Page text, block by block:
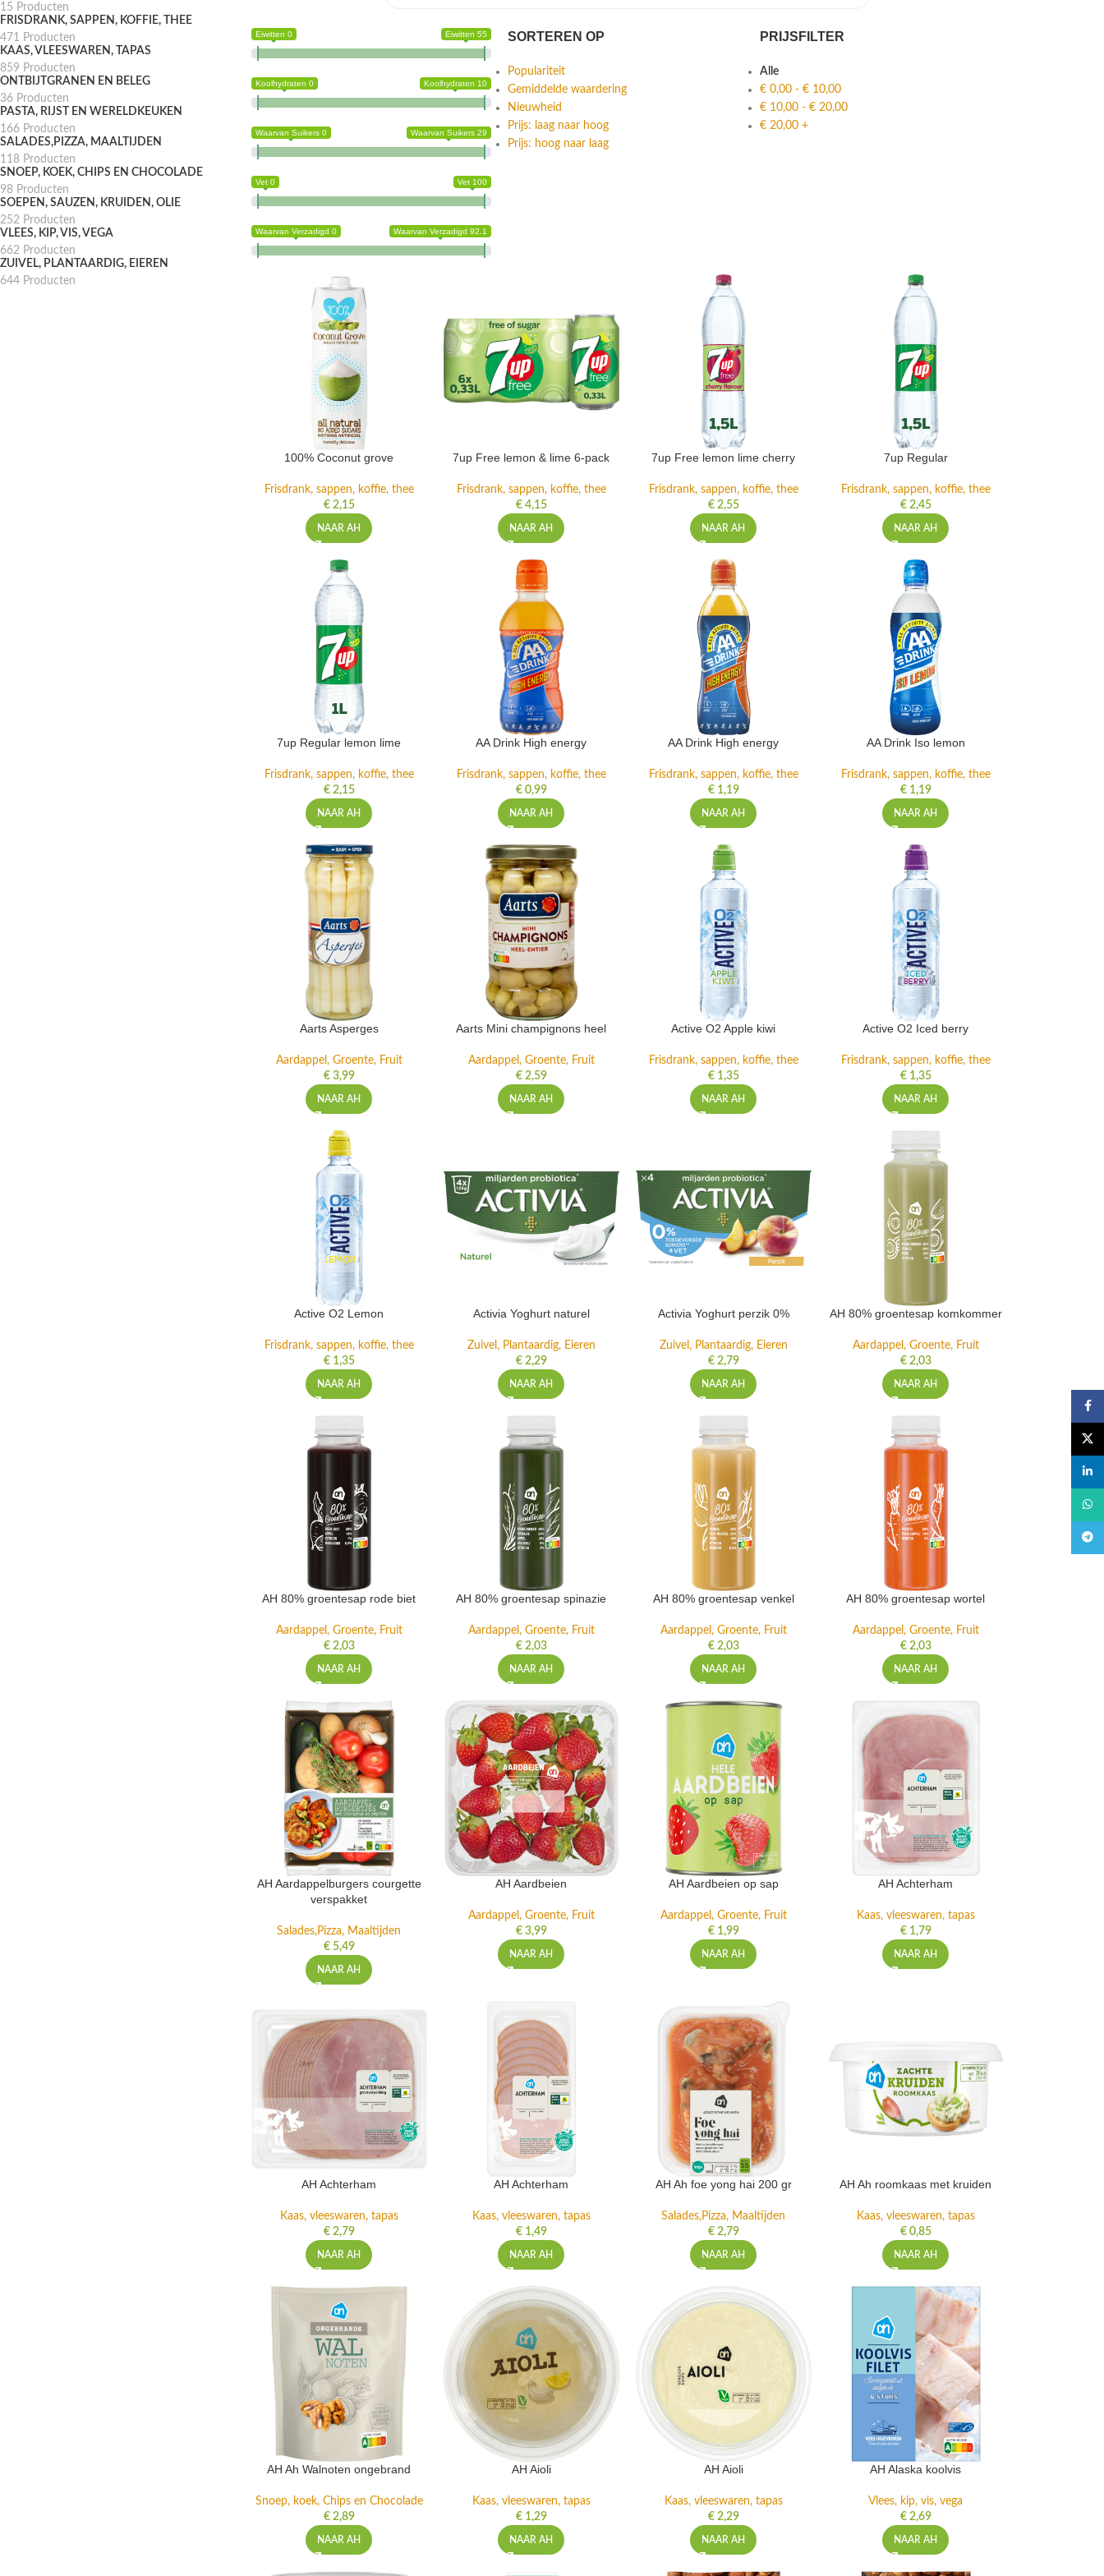
15 Producten
FRISDRANK, SAPPEN, KOFFIE, THEE
471 Producten
KAAS, VLEESWAREN, TAPAS
859 Producten
ONTBIJTGRANEN EN BELEG
36 Producten
PASTA, RIJST EN WERELDKEUKEN
166 Producten
SALADES,PIZZA, MAALTIJDEN
118 Producten
SNOEP, KOEK, CHIPS EN CHOCOLADE
98 Producten
SOEPEN, SAUZEN, KRUIDEN, OLIE
252 Producten
VLEES, KIP, VIS, VEGA
662 Producten
ZUIVEL, PLANTAARDIG, EIEREN
644 Producten
Eiwitten 0 Eiwitten 55
Koolhydraten 0 Koolhydraten 10
Waarvan Suikers 0 Waarvan Suikers 29
Vet 0 Vet 100
Waarvan Verzadigd 0 Waarvan Verzadigd 92.1
SORTEREN OP
Populariteit
Gemiddelde waardering
Nieuwheid
Prijs: laag naar hoog
Prijs: hoog naar laag
PRIJSFILTER
Alle
€0,00- €10,00
€10,00- €20,00
€20,00+
100% Coconut grove
Frisdrank, sappen, koffie, thee
€2,15
NAAR AH
7up Free lemon & lime 6-pack
Frisdrank, sappen, koffie, thee
€4,15
NAAR AH
7up Free lemon lime cherry
Frisdrank, sappen, koffie, thee
€2,55
NAAR AH
7up Regular
Frisdrank, sappen, koffie, thee
€2,45
NAAR AH
7up Regular lemon lime
Frisdrank, sappen, koffie, thee
€2,15
NAAR AH
AA Drink High energy
Frisdrank, sappen, koffie, thee
€0,99
NAAR AH
AA Drink High energy
Frisdrank, sappen, koffie, thee
€1,19
NAAR AH
AA Drink Iso lemon
Frisdrank, sappen, koffie, thee
€1,19
NAAR AH
Aarts Asperges
Aardappel, Groente, Fruit
€3,99
NAAR AH
Aarts Mini champignons heel
Aardappel, Groente, Fruit
€2,59
NAAR AH
Active O2 Apple kiwi
Frisdrank, sappen, koffie, thee
€1,35
NAAR AH
Active O2 Iced berry
Frisdrank, sappen, koffie, thee
€1,35
NAAR AH
Active O2 Lemon
Frisdrank, sappen, koffie, thee
€1,35
NAAR AH
Activia Yoghurt naturel
Zuivel, Plantaardig, Eieren
€2,29
NAAR AH
Activia Yoghurt perzik 0%
Zuivel, Plantaardig, Eieren
€2,79
NAAR AH
AH 80% groentesap komkommer
Aardappel, Groente, Fruit
€2,03
NAAR AH
AH 80% groentesap rode biet
Aardappel, Groente, Fruit
€2,03
NAAR AH
AH 80% groentesap spinazie
Aardappel, Groente, Fruit
€2,03
NAAR AH
AH 80% groentesap venkel
Aardappel, Groente, Fruit
€2,03
NAAR AH
AH 80% groentesap wortel
Aardappel, Groente, Fruit
€2,03
NAAR AH
AH Aardappelburgers courgette
verspakket
Salades,Pizza, Maaltijden
€5,49
NAAR AH
AH Aardbeien
Aardappel, Groente, Fruit
€3,99
NAAR AH
AH Aardbeien op sap
Aardappel, Groente, Fruit
€1,99
NAAR AH
AH Achterham
Kaas, vleeswaren, tapas
€1,79
NAAR AH
AH Achterham
Kaas, vleeswaren, tapas
€2,79
NAAR AH
AH Achterham
Kaas, vleeswaren, tapas
€1,49
NAAR AH
AH Ah foe yong hai 200 gr
Salades,Pizza, Maaltijden
€2,79
NAAR AH
AH Ah roomkaas met kruiden
Kaas, vleeswaren, tapas
€0,85
NAAR AH
AH Ah Walnoten ongebrand
Snoep, koek, Chips en Chocolade
€2,89
NAAR AH
AH Aioli
Kaas, vleeswaren, tapas
€1,29
NAAR AH
AH Aioli
Kaas, vleeswaren, tapas
€2,29
NAAR AH
AH Alaska koolvis
Vlees, kip, vis, vega
€2,69
NAAR AH